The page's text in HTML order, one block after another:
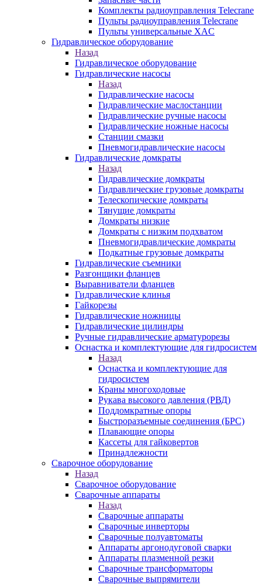
Комплекты радиоуправления Telecrane
Пульты радиоуправления Telecrane
Пульты универсальные XAC
Гидравлическое оборудование
Назад
Гидравлическое оборудование
Гидравлические насосы
Назад
Гидравлические насосы
Гидравлические маслостанции
Гидравлические ручные насосы
Гидравлические ножные насосы
Станции смазки
Пневмогидравлические насосы
Гидравлические домкраты
Назад
Гидравлические домкраты
Гидравлические грузовые домкраты
Телескопические домкраты
Тянущие домкраты
Домкраты низкие
Домкраты с низким подхватом
Пневмогидравлические домкраты
Подкатные грузовые домкраты
Гидравлические съемники
Разгонщики фланцев
Выравниватели фланцев
Гидравлические клинья
Гайкорезы
Гидравлические ножницы
Гидравлические цилиндры
Ручные гидравлические арматурорезы
Оснастка и комплектующие для гидросистем
Назад
Оснастка и комплектующие для
гидросистем
Краны многоходовые
Рукава высокого давления (РВД)
Поддомкратные опоры
Быстроразъемные соединения (БРС)
Плавающие опоры
Кассеты для гайковертов
Принадлежности
Сварочное оборудование
Назад
Сварочное оборудование
Сварочные аппараты
Назад
Сварочные аппараты
Сварочные инверторы
Сварочные полуавтоматы
Аппараты аргонодуговой сварки
Аппараты плазменной резки
Сварочные трансформаторы
Сварочные выпрямители